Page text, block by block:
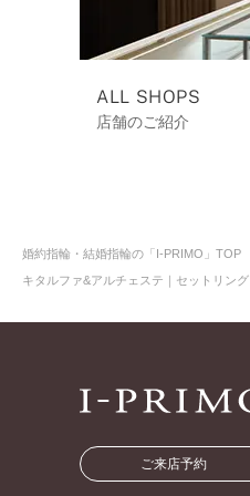
ALL SHOPS
店舗のご紹介
婚約指輪・結婚指輪の「I-PRIMO」TOP
キタルファ&アルチェステ｜セットリング
ご来店予約